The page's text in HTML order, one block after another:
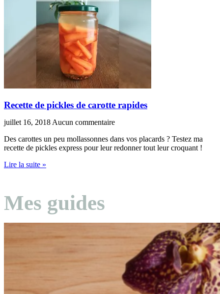
Recette de pickles de carotte rapides
juillet 16, 2018 Aucun commentaire
Des carottes un peu mollassonnes dans vos placards ? Testez ma
recette de pickles express pour leur redonner tout leur croquant !
Lire la suite »
Mes guides